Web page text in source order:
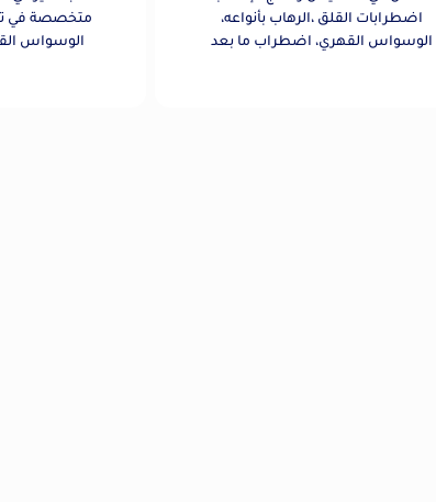
اضطرابات القلق ،الرهاب بأنواعه،
الوسواس القهري، اضطراب ما بعد
متخصصة في
الوسواس